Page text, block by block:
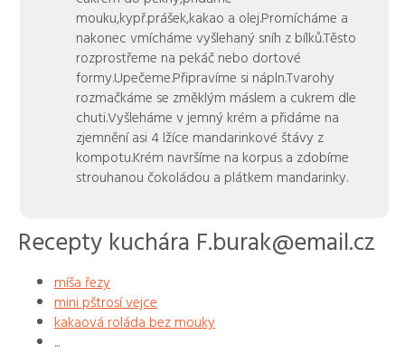
mouku,kypř.prášek,kakao a olej.Promícháme a
nakonec vmícháme vyšlehaný sníh z bílků.Těsto
rozprostřeme na pekáč nebo dortové
formy.Upečeme.Připravíme si nápln.Tvarohy
rozmačkáme se změklým máslem a cukrem dle
chuti.Vyšleháme v jemný krém a přidáme na
zjemnění asi 4 lžíce mandarinkové štávy z
kompotu.Krém navršíme na korpus a zdobíme
strouhanou čokoládou a plátkem mandarinky.
Recepty kuchára F.burak@email.cz
míša řezy
mini pštrosí vejce
kakaová roláda bez mouky
...